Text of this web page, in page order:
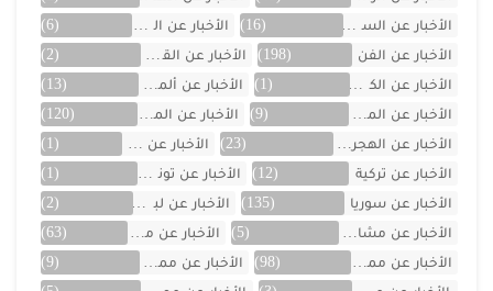
الأخبار عن السيارات
(16) الأخبار عن العراق
(6)
الأخبار عن الفن
(198) الأخبار عن القصص
(2)
الأخبار عن الكويت
(1) الأخبار عن ألمانيا
(13)
الأخبار عن المسلسلات
(9) الأخبار عن المشاهير
(120)
الأخبار عن الهجرة والسفر
(23) الأخبار عن اليمن
(1)
الأخبار عن تركية
(12) الأخبار عن تونس
(1)
الأخبار عن سوريا
(135) الأخبار عن لبنان
(2)
الأخبار عن مشاهر الهند
(5) الأخبار عن مصر
(63)
الأخبار عن ممثلين اتراك
(98) الأخبار عن ممثلين الأجانب
(9)